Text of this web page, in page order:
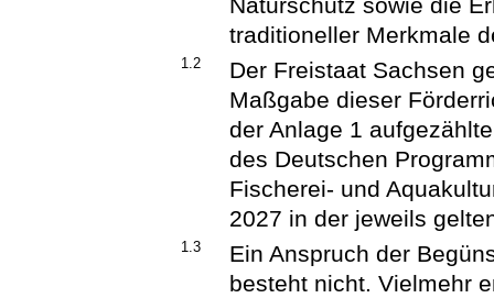
Naturschutz sowie die
traditioneller Merkmale
1.2
Der Freistaat Sachsen
Maßgabe dieser
der Anlage 1
des Deutschen
Fischerei- und
2027 in der jeweils
1.3
Ein Anspruch der
besteht nicht. Vielmehr